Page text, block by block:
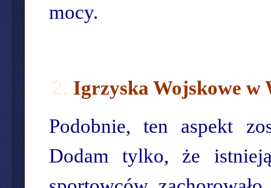
mocy.
Igrzyska Wojskowe w
Podobnie, ten aspekt
Dodam tylko, że